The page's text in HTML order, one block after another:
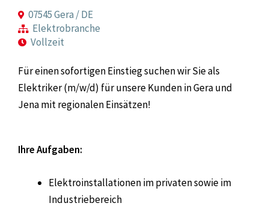
07545 Gera / DE
Elektrobranche
Vollzeit
Für einen sofortigen Einstieg suchen wir Sie als
Elektriker (m/w/d) für unsere Kunden in Gera und
Jena mit regionalen Einsätzen!
Ihre Aufgaben:
Elektroinstallationen im privaten sowie im
Industriebereich